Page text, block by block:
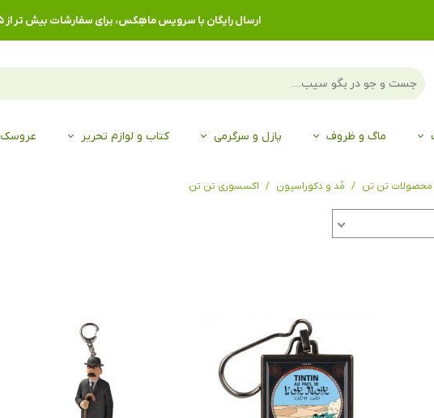
ارسال رایگان با سرویس ماهِکس، برای سفارشات بیش تر از ۲۵ میلیون تومان
ماگ و ظروف پازل و سرگرمی کتاب و لوازم تحریر عروسک
محصولات تن تن مُد و دکوراسیون اکسسوری تن تن